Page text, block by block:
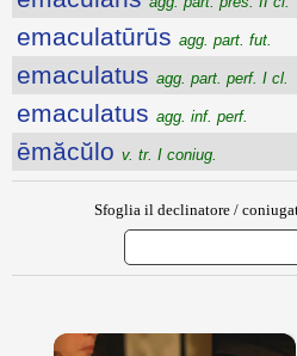
emaculatūrūs agg. part. fut.
emaculatus agg. part. perf. I cl.
emaculatus agg. inf. perf.
ēmăcŭlo v. tr. I coniug.
Sfoglia il declinatore /
×